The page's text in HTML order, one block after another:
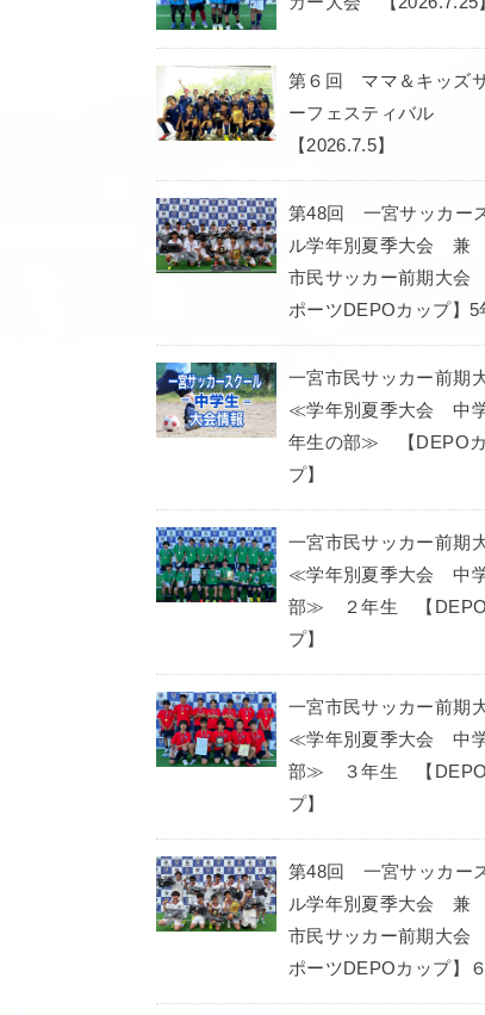
第６回 ママ＆キッズ
ーフェスティバル
【2026.7.5】
第48回 一宮サッカー
ル学年別夏季大会 兼
市民サッカー前期大会
ポーツDEPOカップ】5
一宮市民サッカー前期
≪学年別夏季大会 中学
年生の部≫ 【DEPO
プ】
一宮市民サッカー前期
≪学年別夏季大会 中
部≫ ２年生 【DEPO
プ】
一宮市民サッカー前期
≪学年別夏季大会 中
部≫ ３年生 【DEPO
プ】
第48回 一宮サッカー
ル学年別夏季大会 兼
市民サッカー前期大会
ポーツDEPOカップ】